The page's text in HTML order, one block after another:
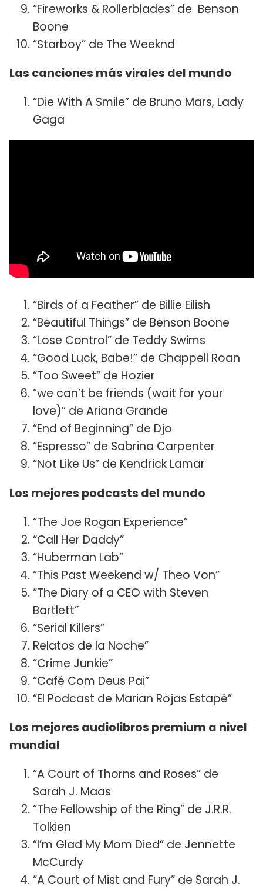
“Fireworks & Rollerblades” de Benson
Boone
“Starboy” de The Weeknd
Las canciones más virales del mundo
“Die With A Smile” de Bruno Mars, Lady
Gaga
“Birds of a Feather” de Billie Eilish
“Beautiful Things” de Benson Boone
“Lose Control” de Teddy Swims
“Good Luck, Babe!” de Chappell Roan
“Too Sweet” de Hozier
“we can’t be friends (wait for your
love)” de Ariana Grande
“End of Beginning” de Djo
“Espresso” de Sabrina Carpenter
“Not Like Us” de Kendrick Lamar
Los mejores podcasts del mundo
“The Joe Rogan Experience”
“Call Her Daddy”
“Huberman Lab”
“This Past Weekend w/ Theo Von”
“The Diary of a CEO with Steven
Bartlett”
“Serial Killers”
Relatos de la Noche”
“Crime Junkie”
“Café Com Deus Pai”
“El Podcast de Marian Rojas Estapé”
Los mejores audiolibros premium a nivel
mundial
“A Court of Thorns and Roses” de
Sarah J. Maas
“The Fellowship of the Ring” de J.R.R.
Tolkien
“I’m Glad My Mom Died” de Jennette
McCurdy
“A Court of Mist and Fury” de Sarah J.